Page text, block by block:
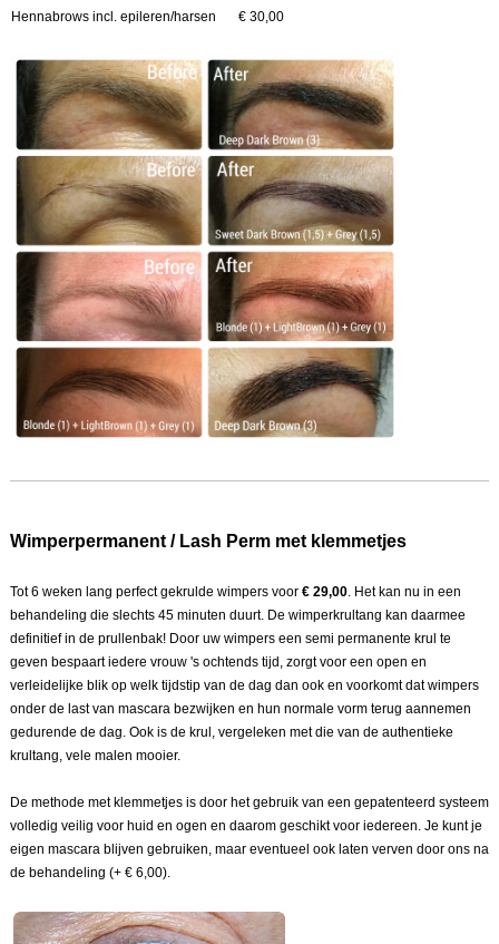
Hennabrows incl. epileren/harsen
€ 30,00
Wimperpermanent / Lash Perm met klemmetjes
Tot 6 weken lang perfect gekrulde wimpers voor € 29,00. Het kan nu in een
behandeling die slechts 45 minuten duurt. De wimperkrultang kan daarmee
definitief in de prullenbak! Door uw wimpers een semi permanente krul te
geven bespaart iedere vrouw 's ochtends tijd, zorgt voor een open en
verleidelijke blik op welk tijdstip van de dag dan ook en voorkomt dat wimpers
onder de last van mascara bezwijken en hun normale vorm terug aannemen
gedurende de dag. Ook is de krul, vergeleken met die van de authentieke
krultang, vele malen mooier.
De methode met klemmetjes is door het gebruik van een gepatenteerd systeem
volledig veilig voor huid en ogen en daarom geschikt voor iedereen. Je kunt je
eigen mascara blijven gebruiken, maar eventueel ook laten verven door ons na
de behandeling (+ € 6,00).